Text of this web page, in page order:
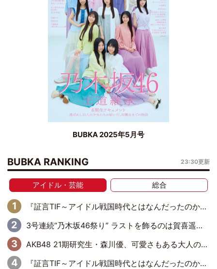
BUBKA 2025年5月号
BUBKA RANKING 23:30更新
アイドル・芸能 総合
『証言TIF～アイドル戦国時代とはなんだったのか～』第6回：でんぱ組.inc・古川未鈴×相沢梨紗「『ハロプロやりたかったな』って言ったら、夢眠ねむさんに『てめえはでんぱ組．incなんだよ！』って肩パンされて(笑)」
3号連続“乃木坂46祭り” ラストを飾るのは賀喜遥香…5年ぶりの登場に「5年分大人になった私を見ていただけたら」
AKB48 21期研究生・森川優、可愛さもある大人の女性に
『証言TIF～アイドル戦国時代とはなんだったのか～』第10回：さくら学院・武藤彩未×飯田らうら「正直、中3で辞めるというのを信じてなくて。そう言われてはいたけど、嘘でしょって」